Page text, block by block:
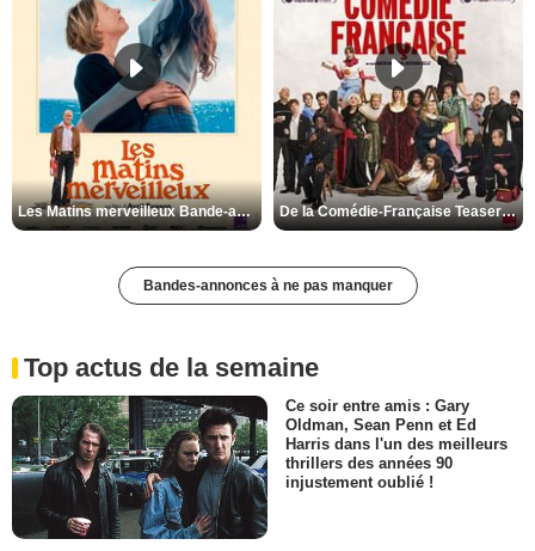
Les Matins merveilleux Bande-annonce VF De la Comédie-Française Teaser VF
Bandes-annonces à ne pas manquer
Top actus de la semaine
Ce soir entre amis : Gary
Oldman, Sean Penn et Ed
Harris dans l'un des meilleurs
thrillers des années 90
injustement oublié !